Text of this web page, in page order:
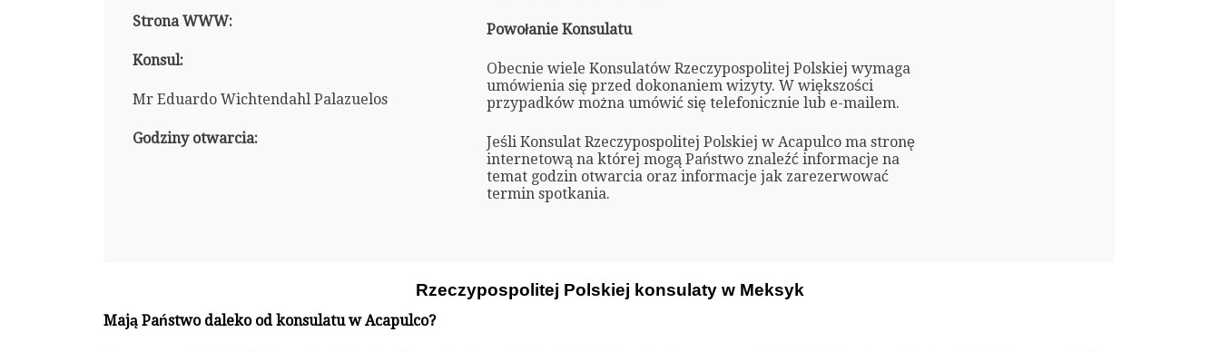
Strona WWW:
Konsul:
Mr Eduardo Wichtendahl Palazuelos
Godziny otwarcia:
Powołanie Konsulatu
Obecnie wiele Konsulatów Rzeczypospolitej Polskiej wymaga
umówienia się przed dokonaniem wizyty. W większości
przypadków można umówić się telefonicznie lub e-mailem.
Jeśli Konsulat Rzeczypospolitej Polskiej w Acapulco ma stronę
internetową na której mogą Państwo znaleźć informacje na
temat godzin otwarcia oraz informacje jak zarezerwować
termin spotkania.
Rzeczypospolitej Polskiej konsulaty w Meksyk
Mają Państwo daleko od konsulatu w Acapulco?